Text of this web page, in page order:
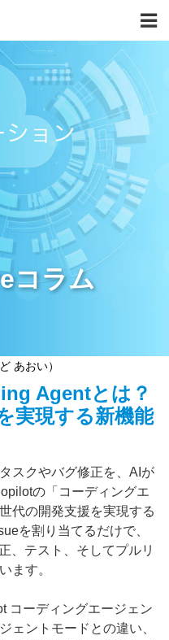
コラム
あおい）
Agentとは？
実現する新機能
スクやバグ修正を、AIが
の「コーディングエ
代の開発支援を実現する
を割り当てるだけで、
、テスト、そしてプルリ
ます。
コーディングエージェン
ェントモードとの違い、